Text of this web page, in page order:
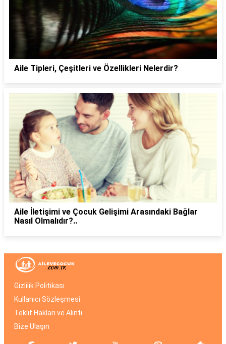
Aile Tipleri, Çeşitleri ve Özellikleri Nelerdir?
Aile İletişimi ve Çocuk Gelişimi Arasındaki Bağlar
Nasıl Olmalıdır?..
Gizlilik Politikası
Kullanıcı Sözleşmesi
Teklif Hakları ve Alıntı
Bize Ulaşın